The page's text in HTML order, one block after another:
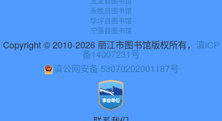
永胜县图书馆
华坪县图书馆
宁蒗县图书馆
Copyright © 2010-2026 丽江市图书馆版权所有， 滇ICP
备14007231号
滇公网安备 53070202001187号